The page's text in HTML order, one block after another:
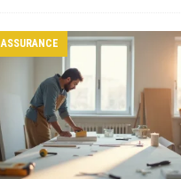
ASSURANCE